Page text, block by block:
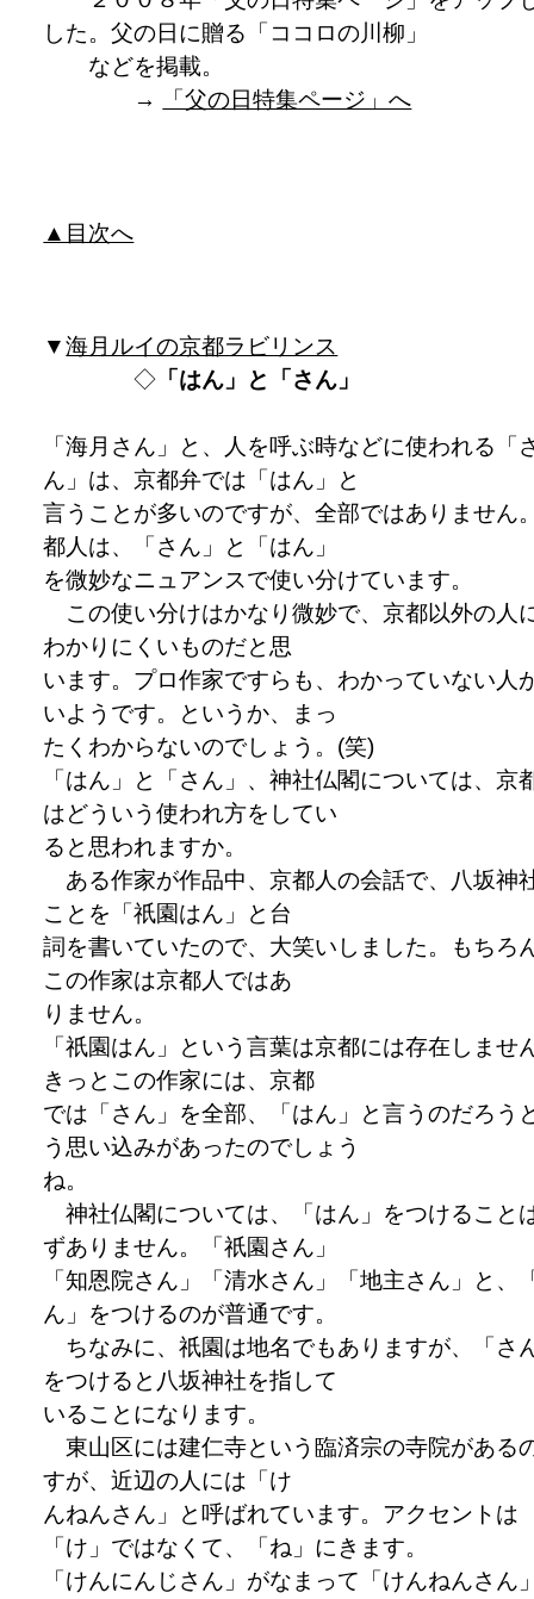
した。父の日に贈る「ココロの川柳」
などを掲載。
→
「父の日特集ページ」へ
▲目次へ
▼海月ルイの京都ラビリンス
◇ 「はん」と「さん」
「海月さん」と、人を呼ぶ時などに使われる「
ん」は、京都弁では「はん」と
言うことが多いのですが、全部ではありません
都人は、「さん」と「はん」
を微妙なニュアンスで使い分けています。
この使い分けはかなり微妙で、京都以外の人
わかりにくいものだと思
います。プロ作家ですらも、わかっていない人
いようです。というか、まっ
たくわからないのでしょう。(笑)
「はん」と「さん」、神社仏閣については、京
はどういう使われ方をしてい
ると思われますか。
ある作家が作品中、京都人の会話で、八坂神
ことを「祇園はん」と台
詞を書いていたので、大笑いしました。もちろ
この作家は京都人ではあ
りません。
「祇園はん」という言葉は京都には存在しませ
きっとこの作家には、京都
では「さん」を全部、「はん」と言うのだろう
う思い込みがあったのでしょう
ね。
神社仏閣については、「はん」をつけること
ずありません。「祇園さん」
「知恩院さん」「清水さん」「地主さん」と、
ん」をつけるのが普通です。
ちなみに、祇園は地名でもありますが、「さ
をつけると八坂神社を指して
いることになります。
東山区には建仁寺という臨済宗の寺院がある
すが、近辺の人には「け
んねんさん」と呼ばれています。アクセントは
「け」ではなくて、「ね」にきます。
「けんにんじさん」がなまって「けんねんさん